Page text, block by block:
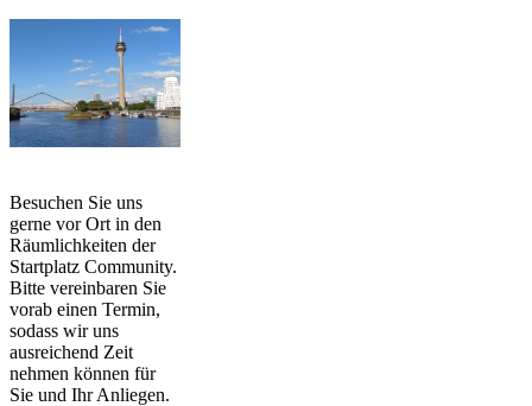
Besuchen Sie uns
gerne vor Ort in den
Räumlichkeiten der
Startplatz Community.
Bitte vereinbaren Sie
vorab einen Termin,
sodass wir uns
ausreichend Zeit
nehmen können für
Sie und Ihr Anliegen.